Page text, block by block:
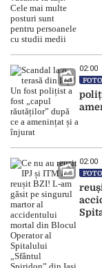
02:00
FOTO
02:00
FOTO